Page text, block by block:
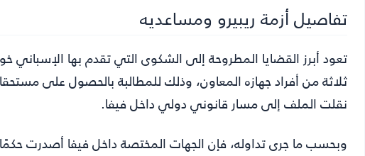
تفاصيل أزمة ريبيرو ومساعديه
تعود أبرز القضايا المطروحة إلى الشكوى التي تقدم بها الإسباني
ثلاثة من أفراد جهازه المعاون، وذلك للمطالبة بالحصول على
نقلت الملف إلى مسار قانوني دولي داخل فيفا.
وبحسب ما جرى تداوله، فإن الجهات المختصة داخل فيفا أصدرت